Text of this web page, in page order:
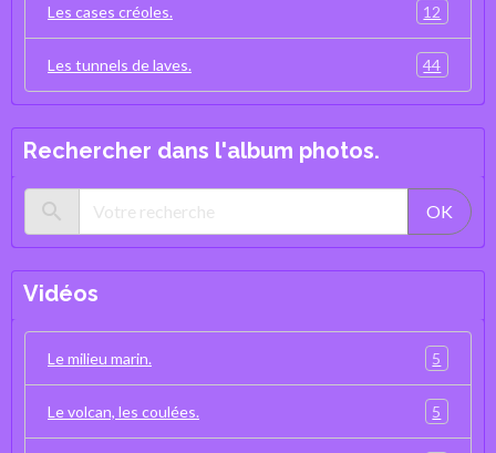
Les cases créoles. 12
Les tunnels de laves. 44
Rechercher dans l'album photos.
OK
Vidéos
Le milieu marin. 5
Le volcan, les coulées. 5